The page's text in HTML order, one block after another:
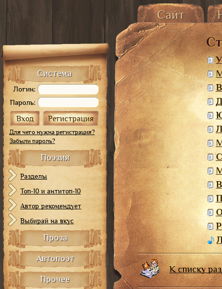
Система
Логин:
Пароль:
Для чего нужна регистрация?
Забыли пароль?
Поэзия
Разделы
Топ-10 и антитоп-10
Автор рекомендует
Выбирай на вкус
Проза
Автопоэт
Прочее
Сайт
Главная страница
История сайта
Карта сайта
От
К списку